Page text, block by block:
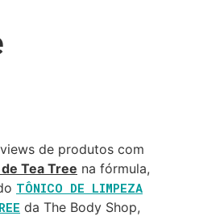
de produtos com
Tea Tree na fórmula,
TÔNICO DE LIMPEZA
da The Body Shop,